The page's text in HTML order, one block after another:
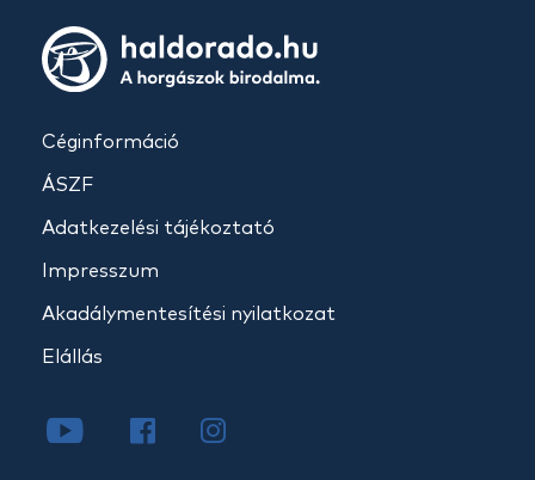
Céginformáció
ÁSZF
Adatkezelési tájékoztató
Impresszum
Akadálymentesítési nyilatkozat
Elállás